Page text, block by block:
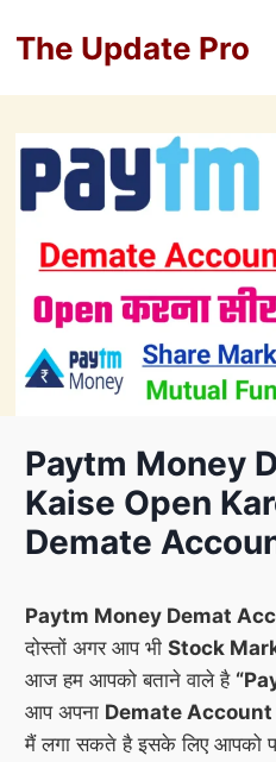
toThe Update Pro
Paytm Money
Kaise Open
Demate
Paytm Money Demat
दोस्तों अगर आप भी Stock
आज हम आपको बताने वाले है
आप अपना Demate Account
मैं लगा सकते है इसके लिए आपको